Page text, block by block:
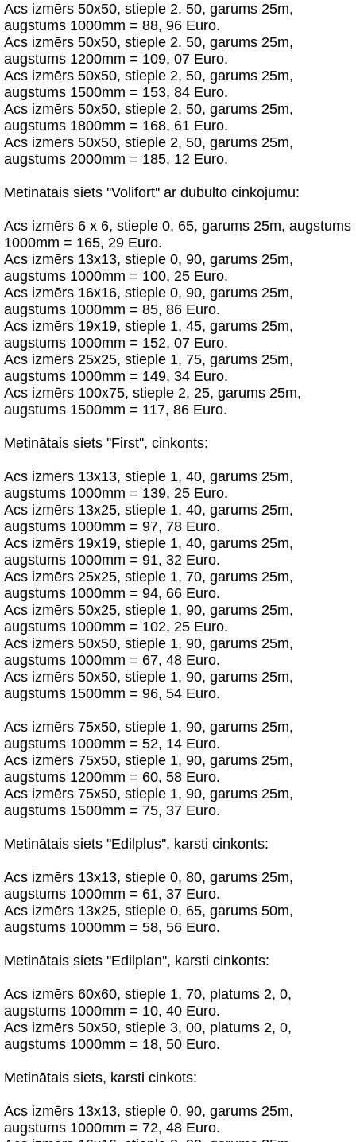
Acs izmērs 50х50, stieple 2. 50, garums 25m,
augstums 1000mm = 88, 96 Euro.
Acs izmērs 50х50, stieple 2. 50, garums 25m,
augstums 1200mm = 109, 07 Euro.
Acs izmērs 50х50, stieple 2, 50, garums 25m,
augstums 1500mm = 153, 84 Euro.
Acs izmērs 50х50, stieple 2, 50, garums 25m,
augstums 1800mm = 168, 61 Euro.
Acs izmērs 50х50, stieple 2, 50, garums 25m,
augstums 2000mm = 185, 12 Euro.
Metinātais siets ''Volifort'' ar dubulto cinkojumu:
Acs izmērs 6 х 6, stieple 0, 65, garums 25m, augstums
1000mm = 165, 29 Euro.
Acs izmērs 13х13, stieple 0, 90, garums 25m,
augstums 1000mm = 100, 25 Euro.
Acs izmērs 16х16, stieple 0, 90, garums 25m,
augstums 1000mm = 85, 86 Euro.
Acs izmērs 19х19, stieple 1, 45, garums 25m,
augstums 1000mm = 152, 07 Euro.
Acs izmērs 25х25, stieple 1, 75, garums 25m,
augstums 1000mm = 149, 34 Euro.
Acs izmērs 100х75, stieple 2, 25, garums 25m,
augstums 1500mm = 117, 86 Euro.
Metinātais siets ''First'', cinkonts:
Acs izmērs 13х13, stieple 1, 40, garums 25m,
augstums 1000mm = 139, 25 Euro.
Acs izmērs 13х25, stieple 1, 40, garums 25m,
augstums 1000mm = 97, 78 Euro.
Acs izmērs 19х19, stieple 1, 40, garums 25m,
augstums 1000mm = 91, 32 Euro.
Acs izmērs 25х25, stieple 1, 70, garums 25m,
augstums 1000mm = 94, 66 Euro.
Acs izmērs 50х25, stieple 1, 90, garums 25m,
augstums 1000mm = 102, 25 Euro.
Acs izmērs 50х50, stieple 1, 90, garums 25m,
augstums 1000mm = 67, 48 Euro.
Acs izmērs 50х50, stieple 1, 90, garums 25m,
augstums 1500mm = 96, 54 Euro.
Acs izmērs 75х50, stieple 1, 90, garums 25m,
augstums 1000mm = 52, 14 Euro.
Acs izmērs 75х50, stieple 1, 90, garums 25m,
augstums 1200mm = 60, 58 Euro.
Acs izmērs 75х50, stieple 1, 90, garums 25m,
augstums 1500mm = 75, 37 Euro.
Metinātais siets ''Edilplus'', karsti cinkonts:
Acs izmērs 13х13, stieple 0, 80, garums 25m,
augstums 1000mm = 61, 37 Euro.
Acs izmērs 13х25, stieple 0, 65, garums 50m,
augstums 1000mm = 58, 56 Euro.
Metinātais siets ''Edilplan'', karsti cinkonts:
Acs izmērs 60х60, stieple 1, 70, platums 2, 0,
augstums 1000mm = 10, 40 Euro.
Acs izmērs 50х50, stieple 3, 00, platums 2, 0,
augstums 1000mm = 18, 50 Euro.
Metinātais siets, karsti cinkots:
Acs izmērs 13х13, stieple 0, 90, garums 25m,
augstums 1000mm = 72, 48 Euro.